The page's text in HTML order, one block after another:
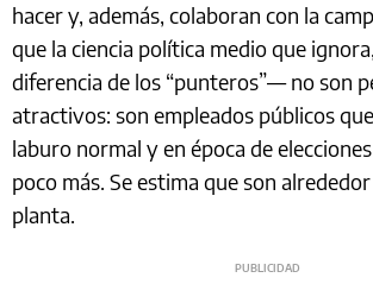
hacer y, además, colaboran con la
que la ciencia política medio que
diferencia de los “punteros”— no son
atractivos: son empleados públicos
laburo normal y en época de
poco más. Se estima que son
planta.